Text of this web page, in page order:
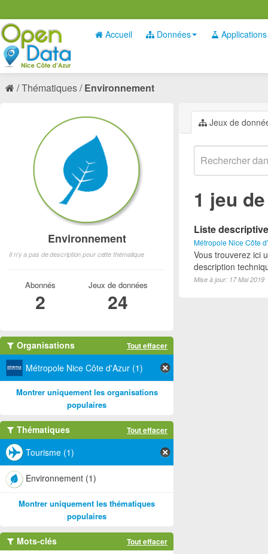
Accueil Données Applications
Thématiques Environnement
Jeux de
1 jeu
Liste
Métropole Nice Côte
Vous trouverez ici
description
Mise à jour: 17 Mai 2019
Environnement
Il n'y a pas de description pour cette thématique
Abonnés
2
Jeux de données
24
Organisations Tout effacer
Métropole Nice Côte d'Azur (1)
Montrer uniquement les organisations
populaires
Thématiques Tout effacer
Tourisme (1)
Environnement (1)
Montrer uniquement les thématiques
populaires
Mots-clés Tout effacer